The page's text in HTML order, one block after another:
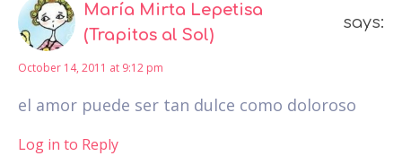
María Mirta Lepetisa
(Trapitos al Sol)
says:
October 14, 2011 at 9:12 pm
el amor puede ser tan dulce como doloroso
Log in to Reply